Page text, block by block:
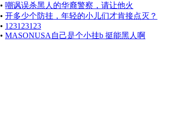
• 嘲讽误杀黑人的华裔警察，请让他火
• 开多少个防挂，年轻的小儿们才肯接点灭？
• 123123123
• MASONUSA自己是个小挂b 挺能黑人啊